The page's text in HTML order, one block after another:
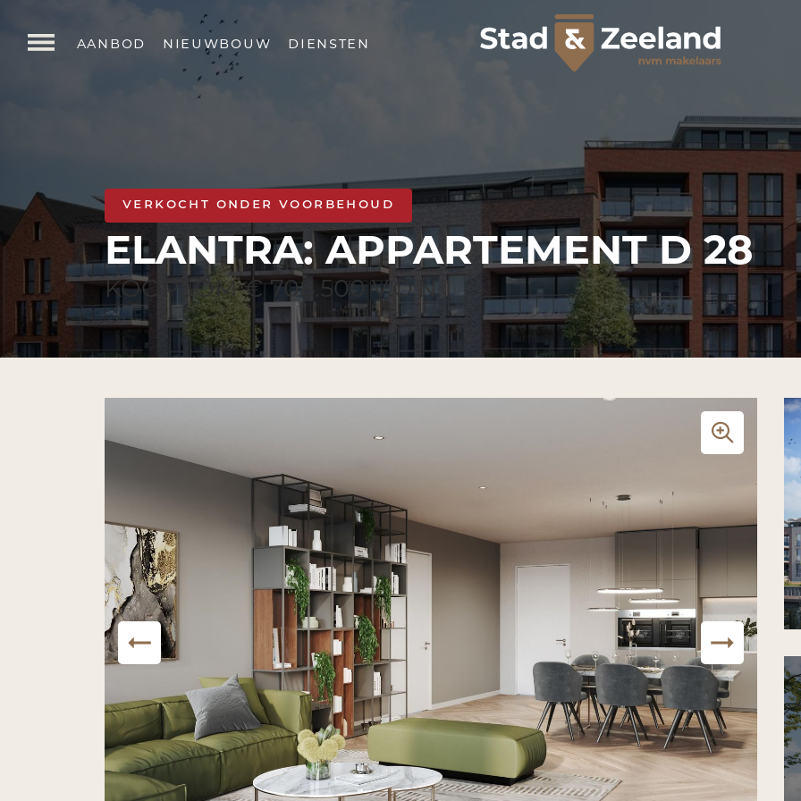
aanbod nieuwbouw diensten
verkocht onder voorbehoud
ELANTRA: APPARTEMENT D 28
KOOPSOM € 708.500 V.O.N.